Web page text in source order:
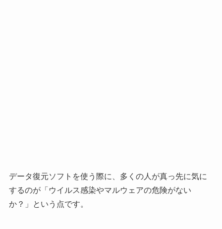
データ復元ソフトを使う際に、多くの人が真っ先に気に
するのが「ウイルス感染やマルウェアの危険がない
か？」という点です。